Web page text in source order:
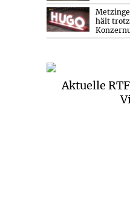
hält trotz
Aktuelle